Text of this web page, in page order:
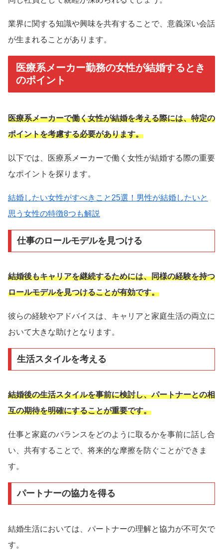
業界に関する知識や興味を共有することで、意義深い会話
が生まれることがあります。
医療系メーカー勤務の女性が結婚するとき
のポイント
医療系メーカーで働く女性が結婚を考える際には、特定の
ポイントを考慮する必要があります。
以下では、医療系メーカーで働く女性が結婚する際の重要
なポイントを探ります。
結婚したい女性がすべきこと25選！男性が結婚したいと
思う女性の特徴8つも解説
仕事のロールモデルを見つける
結婚後もキャリアを継続するためには、同様の経験を持つ
ロールモデルを見つけることが有効です。
彼らの経験やアドバイスは、キャリアと家庭生活の両立に
おいて大きな助けとなります。
生活スタイルを考える
結婚後の生活スタイルを事前に検討し、パートナーとの相
互の期待を明確にすることが重要です。
仕事と家庭のバランスをどのように取るかを事前に話し合
い、共有することで、将来的な摩擦を防ぐことができま
す。
パートナーの協力を得る
結婚生活においては、パートナーの理解と協力が不可欠で
す。